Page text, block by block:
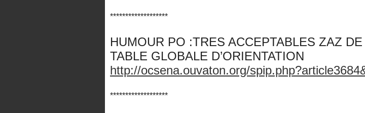
*******************
HUMOUR PO :TRES ACCEPTABLES ZAZ DE
TABLE GLOBALE D’ORIENTATION
http://ocsena.ouvaton.org/
*******************